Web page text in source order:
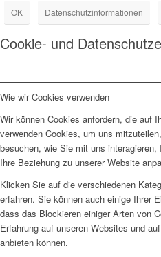
OK Datenschutzinformationen
Cookie- und
Wie wir Cookies verwenden
Wir können Cookies anfordern, die auf
verwenden Cookies, um uns
besuchen, wie Sie mit uns
Ihre Beziehung zu unserer Website
Klicken Sie auf die verschiedenen
erfahren. Sie können auch einige Ihrer
dass das Blockieren einiger Arten von
Erfahrung auf unseren Websites und
anbieten können.